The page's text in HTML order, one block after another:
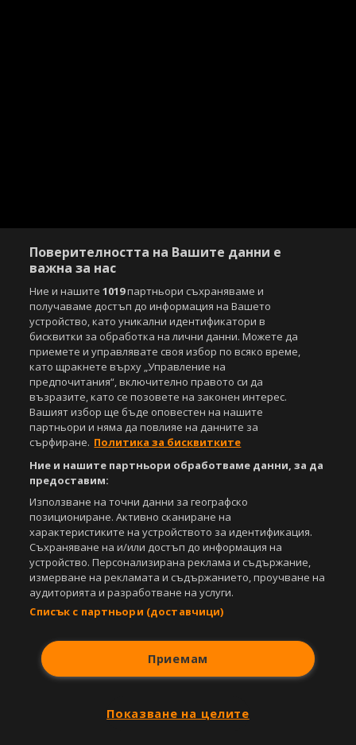
Copyright © 2007-2026 Агенция Спортал. Всички права запазени.
Този уебсайт е собственост наSportal Media Group
За нас Екип За рекламa
Общи условия
Етични правила на НСС
Лични данни
Управление на предпочитания
Съдържанието на този уеб сайт и технологиите, използвани в него, са
под закрила на Закона за авторското право и сродните му права.
Всички статии, репортажи, интервюта и други текстови, графични и
видео материали, публикувани в сайта, са собственост на Агенция
Спортал, освен ако изрично е посочено друго. Допуска се
публикуване на текстови материали само след писмено съгласие на
Агенция Спортал, посочване на източника и добавяне на линк към
www.sportal.bg. Използването на графични и видео материали,
публикувани в сайта, е строго забранено. Нарушителите ще бъдат
санкционирани с цялата строгост на закона.
СвалиБЕЗПЛАТНОТОприложение за:
Android
Powered by:
Поверителността на Вашите данни е
важна за нас
Ние и нашите1019партньори съхраняваме и
получаваме достъп до информация на Вашето
устройство, като уникални идентификатори в
бисквитки за обработка на лични данни. Можете да
приемете и управлявате своя избор по всяко време,
като щракнете върху „Управление на
предпочитания“, включително правото си да
възразите, като се позовете на законен интерес.
Вашият избор ще бъде оповестен на нашите
партньори и няма да повлияе на данните за
сърфиране. Политика за бисквитките
Ние и нашите партньори обработваме данни, за да
предоставим:
Използване на точни данни за географско
позициониране. Активно сканиране на
характеристиките на устройството за идентификация.
Съхраняване на и/или достъп до информация на
устройство. Персонализирана реклама и съдържание,
измерване на рекламата и съдържанието, проучване на
аудиторията и разработване на услуги.
Списък с партньори (доставчици)
Приемам
Показване на целите